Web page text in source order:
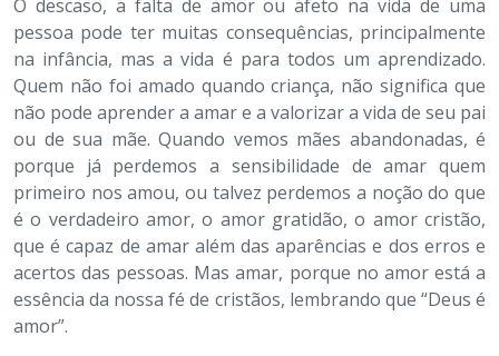
O descaso, a falta de amor ou afeto na vida de uma
pessoa pode ter muitas consequências, principalmente
na infância, mas a vida é para todos um aprendizado.
Quem não foi amado quando criança, não significa que
não pode aprender a amar e a valorizar a vida de seu pai
ou de sua mãe. Quando vemos mães abandonadas, é
porque já perdemos a sensibilidade de amar quem
primeiro nos amou, ou talvez perdemos a noção do que
é o verdadeiro amor, o amor gratidão, o amor cristão,
que é capaz de amar além das aparências e dos erros e
acertos das pessoas. Mas amar, porque no amor está a
essência da nossa fé de cristãos, lembrando que “Deus é
amor”.